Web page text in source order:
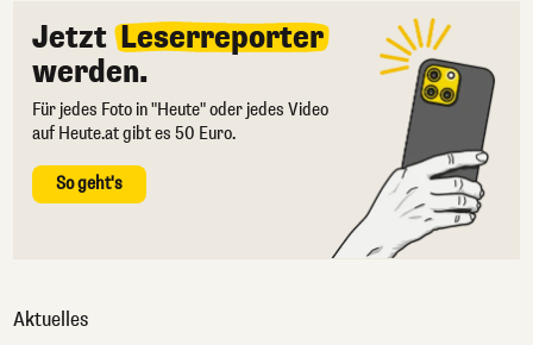
Jetzt Leserreporter
werden.
Für jedes Foto in "Heute" oder jedes Video
auf Heute.at gibt es 50 Euro.
So geht's
Aktuelles